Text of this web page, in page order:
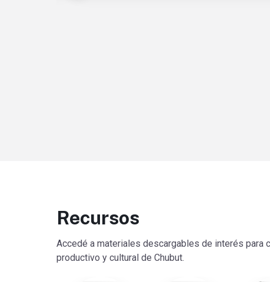
Recursos
Accedé a materiales descargables de interés para
productivo y cultural de Chubut.